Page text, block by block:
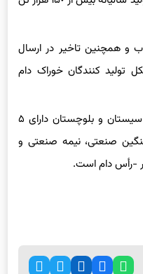
و همچنین تاخیر در ارسال
تولید کنندگان خوراک دام
معاون سازمان جهاد کشاورزی گفت سیستان و بلوچستان دارای ۵
و سنگین صنعتی، نیمه صنعتی و